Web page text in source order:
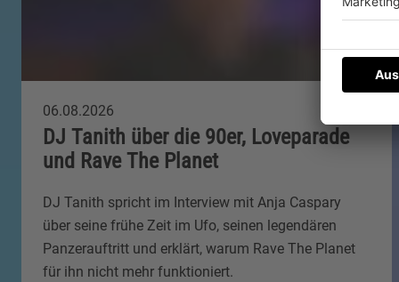
06.08.2026
DJ Tanith über die 90er, Loveparade
und Rave The Planet
DJ Tanith spricht im Interview mit Anja Caspary
über seine frühe Zeit im Ufo, seinen legendären
Panzerauftritt und erklärt, warum Rave The Planet
für ihn nicht mehr funktioniert.